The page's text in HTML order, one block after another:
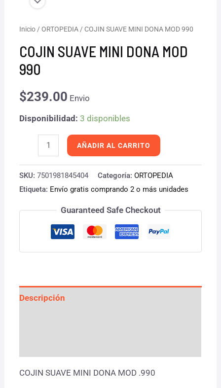
Inicio /ORTOPEDIA / COJIN SUAVE MINI DONA MOD 990
COJIN SUAVE MINI DONA MOD
990
$239.00 Envio
Disponibilidad: 3 disponibles
COJIN
SUAVE
MINI
DONA
MOD
cantidad
AÑADIR AL CARRITO
SKU:7501981845404 Categoría:ORTOPEDIA
Etiqueta: Envío gratis comprando 2 o más unidades
Guaranteed Safe Checkout
Descripción
COJIN SUAVE MINI DONA MOD .990